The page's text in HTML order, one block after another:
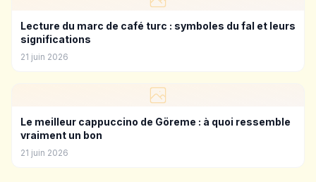
Lecture du marc de café turc : symboles du fal et leurs
significations
21 juin 2026
Le meilleur cappuccino de Göreme : à quoi ressemble
vraiment un bon
21 juin 2026